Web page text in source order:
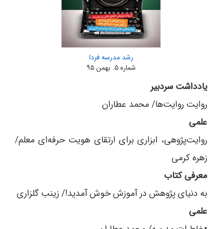
رشد مدرسه‌ فردا
شماره ۵. بهمن ۹۵
یادداشت سردبیر
روایت روایت‌ها/ محمد‌ عطاران
علمی
روایت‌پژوهی، ابزاری برای ارتقای هویت حرفه‌ای معلم/
زهره کرمی
معرفی کتاب
به دنیای پژوهش در آموزش خوش آمدید!/ زینب گلزاری
علمی